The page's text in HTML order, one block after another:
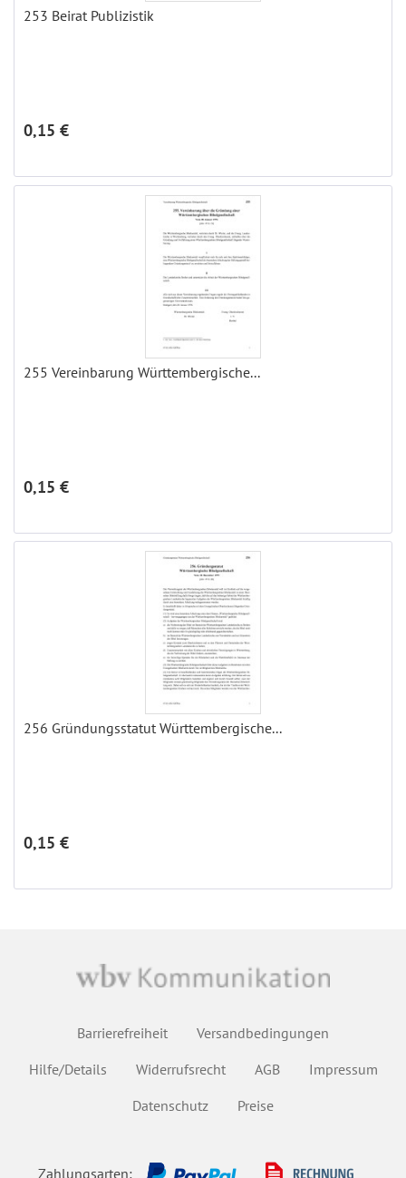
253 Beirat Publizistik
0,15 €
255 Vereinbarung Württembergische...
0,15 €
256 Gründungsstatut Württembergische...
0,15 €
Barrierefreiheit
Versandbedingungen
Hilfe/Details
Widerrufsrecht AGB
Impressum
Datenschutz
Preise
Zahlungsarten: